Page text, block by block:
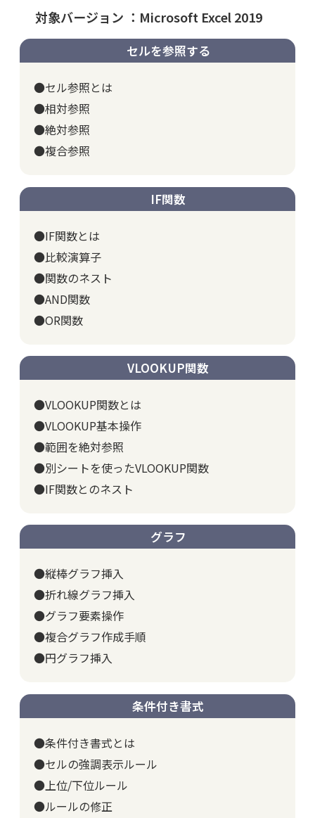
対象バージョン ：Microsoft Excel 2019
セルを参照する
●セル参照とは
●相対参照
●絶対参照
●複合参照
IF関数
●IF関数とは
●比較演算子
●関数のネスト
●AND関数
●OR関数
VLOOKUP関数
●VLOOKUP関数とは
●VLOOKUP基本操作
●範囲を絶対参照
●別シートを使ったVLOOKUP関数
●IF関数とのネスト
グラフ
●縦棒グラフ挿入
●折れ線グラフ挿入
●グラフ要素操作
●複合グラフ作成手順
●円グラフ挿入
条件付き書式
●条件付き書式とは
●セルの強調表示ルール
●上位/下位ルール
●ルールの修正